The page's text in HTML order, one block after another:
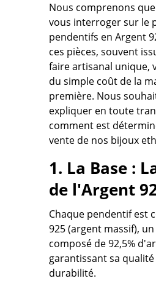
Nous comprenons
vous interroger sur le
pendentifs en Argent
ces pièces, souvent
faire artisanal unique,
du simple coût de la
première. Nous
expliquer en toute
comment est
vente de nos bijoux
1. La Base :
de l'Argent
Chaque pendentif est
925 (argent massif),
composé de92,5%
garantissant sa qualité
durabilité.